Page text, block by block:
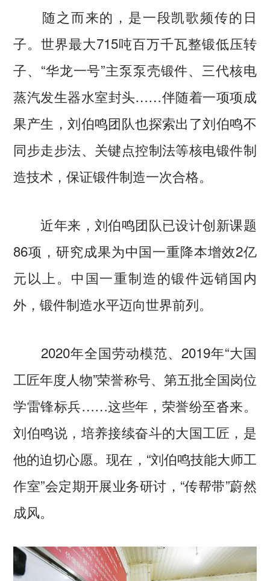
随之而来的，是一段凯歌频传的日
子。世界最大715吨百万千瓦整锻低压转
子、“华龙一号”主泵泵壳锻件、三代核电
蒸汽发生器水室封头……伴随着一项项成
果产生，刘伯鸣团队也探索出了刘伯鸣不
同步走步法、关键点控制法等核电锻件制
造技术，保证锻件制造一次合格。
近年来，刘伯鸣团队已设计创新课题
86项，研究成果为中国一重降本增效2亿
元以上。中国一重制造的锻件远销国内
外，锻件制造水平迈向世界前列。
2020年全国劳动模范、2019年“大国
工匠年度人物”荣誉称号、第五批全国岗位
学雷锋标兵……这些年，荣誉纷至沓来。
刘伯鸣说，培养接续奋斗的大国工匠，是
他的迫切心愿。现在，“刘伯鸣技能大师工
作室”会定期开展业务研讨，“传帮带”蔚然
成风。